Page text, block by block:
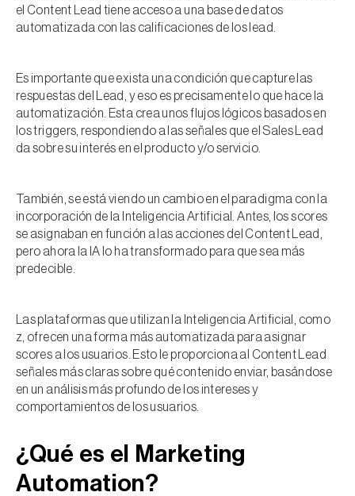
el Content Lead tiene acceso a una base de datos
automatizada con las calificaciones de los lead.
Es importante que exista una condición que capture las
respuestas del Lead, y eso es precisamente lo que hace la
automatización. Esta crea unos flujos lógicos basados en
los triggers, respondiendo a las señales que el Sales Lead
da sobre su interés en el producto y/o servicio.
También, se está viendo un cambio en el paradigma con la
incorporación de la Inteligencia Artificial. Antes, los scores
se asignaban en función a las acciones del Content Lead,
pero ahora la IA lo ha transformado para que sea más
predecible.
Las plataformas que utilizan la Inteligencia Artificial, como
z, ofrecen una forma más automatizada para asignar
scores a los usuarios. Esto le proporciona al Content Lead
señales más claras sobre qué contenido enviar, basándose
en un análisis más profundo de los intereses y
comportamientos de los usuarios.
¿Qué es el Marketing
Automation?